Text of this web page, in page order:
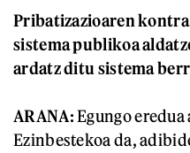
Pribatizazioaren kontra
sistema publikoa
ardatz ditu sistema
ARANA:Egungo
Ezinbestekoa da,